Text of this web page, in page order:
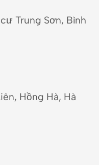
Trung Sơn, Bình
Hồng Hà, Hà